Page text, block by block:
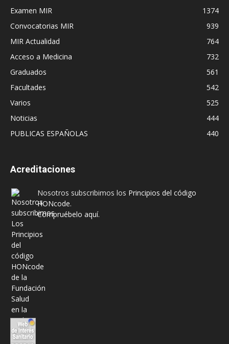
Examen MIR
1374
Convocatorias MIR
939
MIR Actualidad
764
Acceso a Medicina
732
Graduados
561
Facultades
542
Varios
525
Noticias
444
PUBLICAS ESPAÑOLAS
440
Acreditaciones
Nosotros subscribimos los Principios del código
HONcode.
Compruébelo aquí.